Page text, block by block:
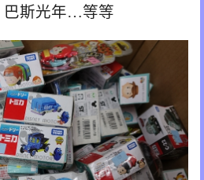
巴斯光年…等等